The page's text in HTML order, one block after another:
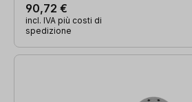
90,72 €
incl. IVA più costi di
spedizione